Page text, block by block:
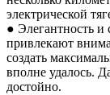
электрической
● Элегантность и
привлекают
создать
вполне удалось.
достойно.